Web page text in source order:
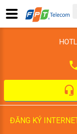
ĐĂNG KÝ